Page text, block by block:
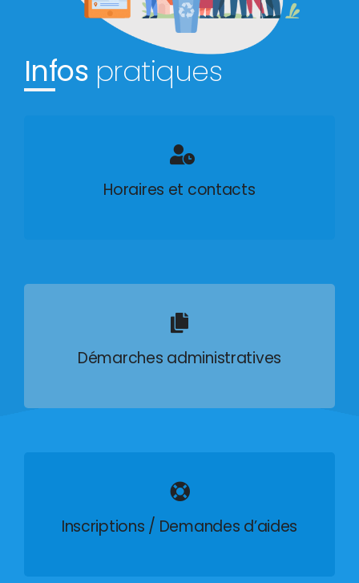
Infos pratiques
Horaires et contacts
Démarches administratives
Inscriptions / Demandes d’aides